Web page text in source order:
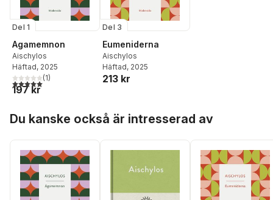
Del 1
Agamemnon
Aischylos
Häftad, 2025
5,0utav 5 stjärnor. Totalt antal röster:
(1)
197 kr
Del 3
Eumeniderna
Aischylos
Häftad, 2025
213 kr
Du kanske också är intresserad av